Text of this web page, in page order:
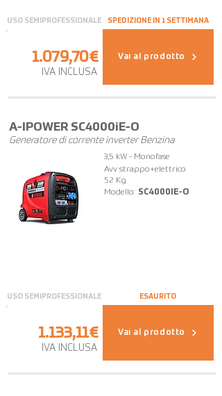
USO SEMIPROFESSIONALE SPEDIZIONE IN 1 SETTIMANA
1.079,70€
IVA INCLUSA
Vai al prodotto
A-IPOWER SC4000iE-O
Generatore di corrente inverter Benzina
USO SEMIPROFESSIONALE
3,5 kW - Monofase
Avv strappo+elettrico
52 Kg
Modello: SC4000IE-O
ESAURITO
1.133,11€
IVA INCLUSA
Vai al prodotto